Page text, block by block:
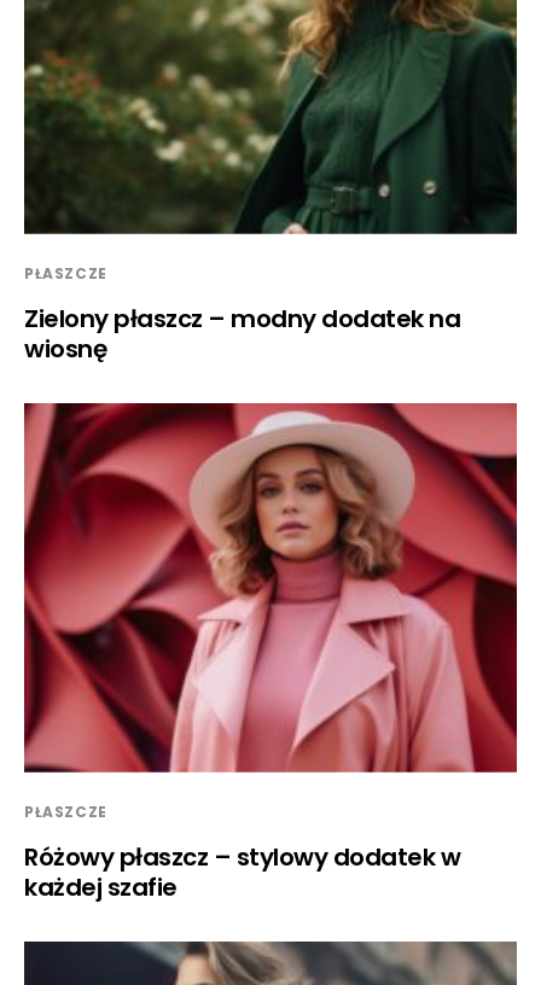
PŁASZCZE
Zielony płaszcz – modny dodatek na
wiosnę
PŁASZCZE
Różowy płaszcz – stylowy dodatek w
każdej szafie